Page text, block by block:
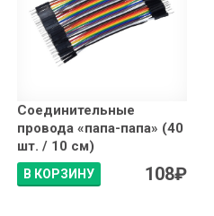
Соединительные
провода «папа-папа» (40
шт. / 10 см)
В КОРЗИНУ 108₽